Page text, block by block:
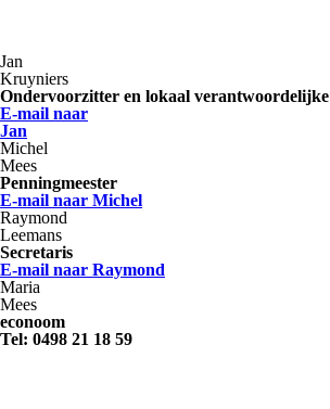
Jan
Kruyniers
Ondervoorzitter en lokaal verantwoordelijke
E-mail naar
Jan
Michel
Mees
Penningmeester
E-mail naar Michel
Raymond
Leemans
Secretaris
E-mail naar Raymond
Maria
Mees
econoom
Tel: 0498 21 18 59